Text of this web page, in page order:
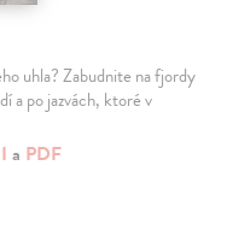
uhla? Zabudnite na fjordy
a po jazvách, ktoré v
a PDF